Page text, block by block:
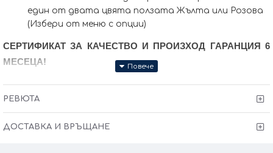
един от двата цвята ползата Жълта или Розова
(Избери от меню с опции)
СЕРТИФИКАТ ЗА КАЧЕСТВО И ПРОИЗХОД ГАРАНЦИЯ 6
МЕСЕЦА!
РЕВЮТА
ДОСТАВКА И ВРЪЩАНЕ